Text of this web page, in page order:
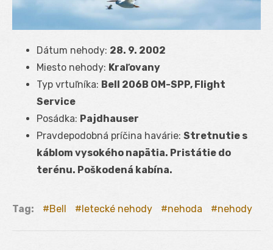
Dátum nehody: 28. 9. 2002
Miesto nehody: Kraľovany
Typ vrtuľníka: Bell 206B OM-SPP, Flight
Service
Posádka: Pajdhauser
Pravdepodobná príčina havárie: Stretnutie s
káblom vysokého napätia. Pristátie do
terénu. Poškodená kabína.
Tag: Bell letecké nehody nehoda nehody